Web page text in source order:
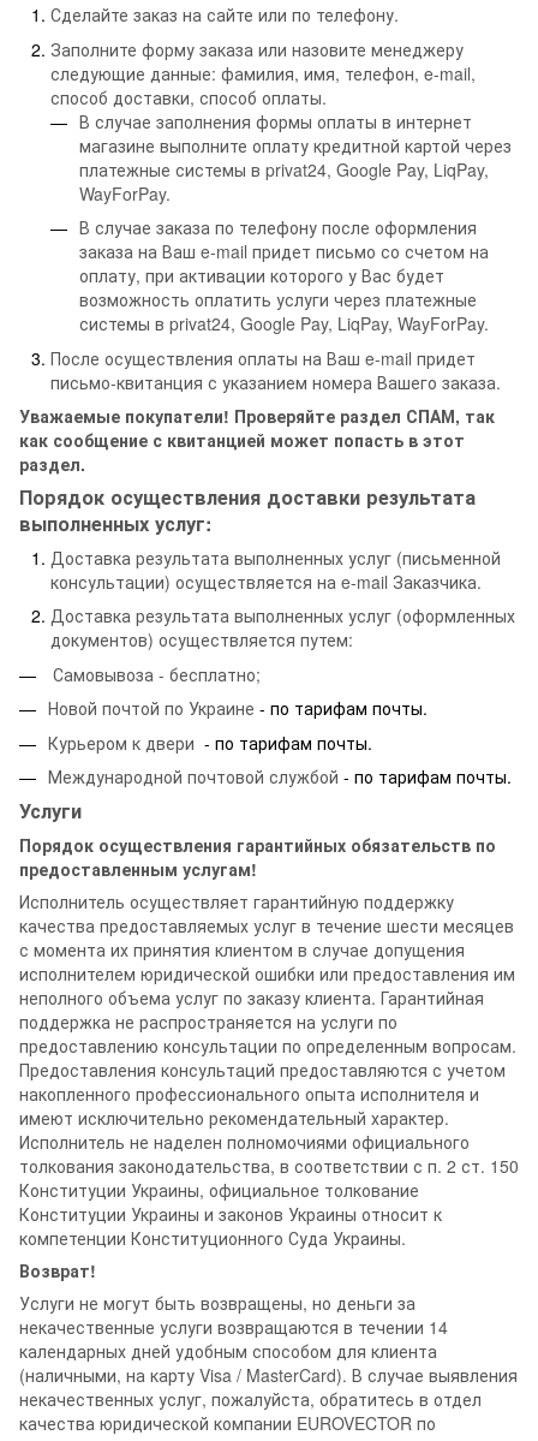
Сделайте заказ на сайте или по телефону.
Заполните форму заказа или назовите менеджеру
следующие данные: фамилия, имя, телефон, e-mail,
способ доставки, способ оплаты.
В случае заполнения формы оплаты в интернет
магазине выполните оплату кредитной картой через
платежные системы в privat24, Google Pay, LiqPay,
WayForPay.
В случае заказа по телефону после оформления
заказа на Ваш e-mail придет письмо со счетом на
оплату, при активации которого у Вас будет
возможность оплатить услуги через платежные
системы в privat24, Google Pay, LiqPay, WayForPay.
После осуществления оплаты на Ваш e-mail придет
письмо-квитанция с указанием номера Вашего заказа.
Уважаемые покупатели! Проверяйте раздел СПАМ, так
как сообщение с квитанцией может попасть в этот
раздел.
Порядок осуществления доставки результата
выполненных услуг:
Доставка результата выполненных услуг (письменной
консультации) осуществляется на e-mail Заказчика.
Доставка результата выполненных услуг (оформленных
документов) осуществляется путем:
Самовывоза - бесплатно;
Новой почтой по Украине - по тарифам почты.
Курьером к двери - по тарифам почты.
Международной почтовой службой - по тарифам почты.
Услуги
Порядок осуществления гарантийных обязательств по
предоставленным услугам!
Исполнитель осуществляет гарантийную поддержку
качества предоставляемых услуг в течение шести месяцев
с момента их принятия клиентом в случае допущения
исполнителем юридической ошибки или предоставления им
неполного объема услуг по заказу клиента. Гарантийная
поддержка не распространяется на услуги по
предоставлению консультации по определенным вопросам.
Предоставления консультаций предоставляются с учетом
накопленного профессионального опыта исполнителя и
имеют исключительно рекомендательный характер.
Исполнитель не наделен полномочиями официального
толкования законодательства, в соответствии с п. 2 ст. 150
Конституции Украины, официальное толкование
Конституции Украины и законов Украины относит к
компетенции Конституционного Суда Украины.
Возврат!
Услуги не могут быть возвращены, но деньги за
некачественные услуги возвращаются в течении 14
календарных дней удобным способом для клиента
(наличными, на карту Visa / MasterCard). В случае выявления
некачественных услуг, пожалуйста, обратитесь в отдел
качества юридической компании EUROVECTOR по